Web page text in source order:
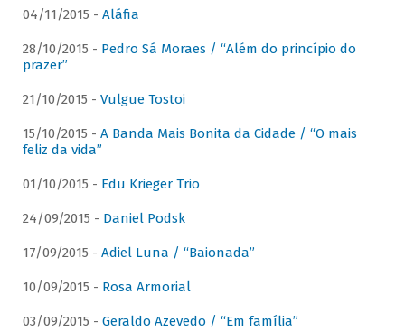
04/11/2015 - Aláfia
28/10/2015 - Pedro Sá Moraes / “Além do princípio do
prazer”
21/10/2015 - Vulgue Tostoi
15/10/2015 - A Banda Mais Bonita da Cidade / “O mais
feliz da vida”
01/10/2015 - Edu Krieger Trio
24/09/2015 - Daniel Podsk
17/09/2015 - Adiel Luna / “Baionada”
10/09/2015 - Rosa Armorial
03/09/2015 - Geraldo Azevedo / “Em família”